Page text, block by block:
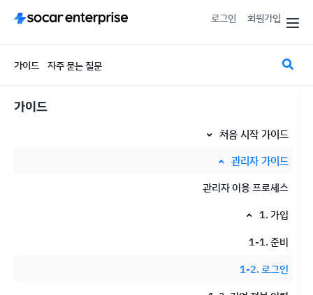
로그인 회원가입
가이드 자주 묻는 질문
가이드
처음 시작 가이드
처음 시작 가이드
관리자 가이드
관리자 이용 프로세스
1. 가입
1-1. 준비
1-2. 로그인